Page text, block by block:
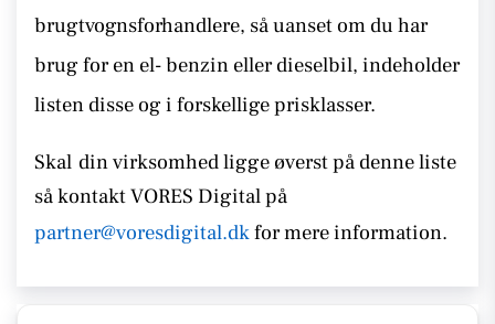
brugtvognsforhandlere, så uanset om du har
brug for en el- benzin eller dieselbil, indeholder
listen disseog i forskellige prisklasser.
Skal din virksomhed ligge øverst på denne liste
så kontaktVORES Digital på
partner@voresdigital.dkfor mere information.